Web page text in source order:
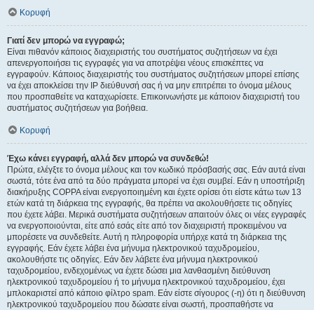
Κορυφή
Γιατί δεν μπορώ να εγγραφώ;
Είναι πιθανόν κάποιος διαχειριστής του συστήματος συζητήσεων να έχει
απενεργοποιήσει τις εγγραφές για να αποτρέψει νέους επισκέπτες να
εγγραφούν. Κάποιος διαχειριστής του συστήματος συζητήσεων μπορεί επίσης
να έχει αποκλείσει την IP διεύθυνσή σας ή να μην επιτρέπει το όνομα μέλους
που προσπαθείτε να καταχωρίσετε. Επικοινωνήστε με κάποιον διαχειριστή του
συστήματος συζητήσεων για βοήθεια.
Κορυφή
Έχω κάνει εγγραφή, αλλά δεν μπορώ να συνδεθώ!
Πρώτα, ελέγξτε το όνομα μέλους και τον κωδικό πρόσβασής σας. Εάν αυτά είναι
σωστά, τότε ένα από τα δύο πράγματα μπορεί να έχει συμβεί. Εάν η υποστήριξη
διακήρυξης COPPA είναι ενεργοποιημένη και έχετε ορίσει ότι είστε κάτω των 13
ετών κατά τη διάρκεια της εγγραφής, θα πρέπει να ακολουθήσετε τις οδηγίες
που έχετε λάβει. Μερικά συστήματα συζητήσεων απαιτούν όλες οι νέες εγγραφές
να ενεργοποιούνται, είτε από εσάς είτε από τον διαχειριστή προκειμένου να
μπορέσετε να συνδεθείτε. Αυτή η πληροφορία υπήρχε κατά τη διάρκεια της
εγγραφής. Εάν έχετε λάβει ένα μήνυμα ηλεκτρονικού ταχυδρομείου,
ακολουθήστε τις οδηγίες. Εάν δεν λάβετε ένα μήνυμα ηλεκτρονικού
ταχυδρομείου, ενδεχομένως να έχετε δώσει μια λανθασμένη διεύθυνση
ηλεκτρονικού ταχυδρομείου ή το μήνυμα ηλεκτρονικού ταχυδρομείου, έχει
μπλοκαριστεί από κάποιο φίλτρο spam. Εάν είστε σίγουρος (-η) ότι η διεύθυνση
ηλεκτρονικού ταχυδρομείου που δώσατε είναι σωστή, προσπαθήστε να